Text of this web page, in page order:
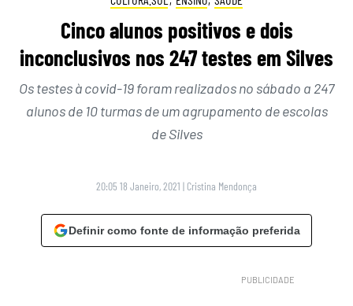
Cinco alunos positivos e dois
inconclusivos nos 247 testes em Silves
Os testes à covid-19 foram realizados no sábado a 247
alunos de 10 turmas de um agrupamento de escolas
de Silves
20:05 18 Janeiro, 2021 | Cristina Mendonça
Definir como fonte de informação preferida